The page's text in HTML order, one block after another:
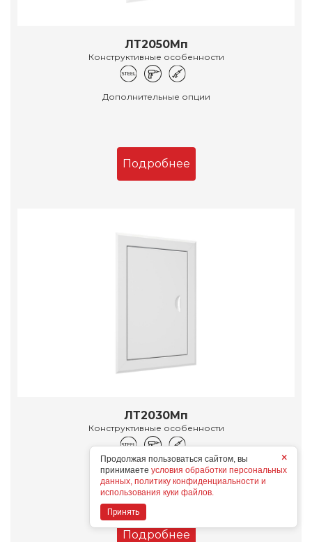
ЛТ2050Мп
Конструктивные особенности
Дополнительные опции
Подробнее
ЛТ2030Мп
Конструктивные особенности
Дополнительные опции
Подробнее
×
Продолжая пользоваться сайтом, вы
принимаете условия обработки персональных
данных, политику конфиденциальности и
использования куки файлов.
Принять